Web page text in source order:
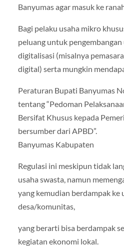
Banyumas agar masuk ke
Bagi pelaku usaha mikro
peluang untuk pengembangan
digitalisasi (misalnya
digital) serta mungkin
Peraturan Bupati Banyumas
tentang “Pedoman
Bersifat Khusus kepada
bersumber dari APBD”.
Banyumas Kabupaten
Regulasi ini meskipun tidak
usaha swasta, namun
yang kemudian berdampak ke
desa/komunitas,
yang berarti bisa berdampak
kegiatan ekonomi lokal.